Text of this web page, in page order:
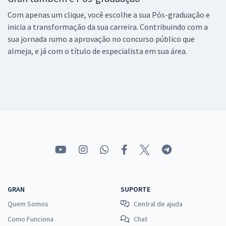
Com apenas um clique, você escolhe a sua Pós-graduação e
inicia a transformação da sua carreira. Contribuindo com a
sua jornada rumo a aprovação no concurso público que
almeja, e já com o título de especialista em sua área.
GRAN
Quem Somos
Como Funciona
SUPORTE
Central de ajuda
Chat